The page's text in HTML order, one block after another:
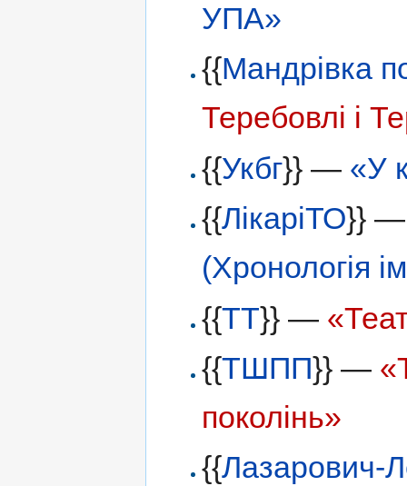
УПА»
{{Мандрівка
Теребовлі і
{{Укбг}} — «У
{{ЛікаріТО}}
(Хронологія
{{ТТ}} —
{{ТШПП}} —
поколінь»
{{Лазарович-